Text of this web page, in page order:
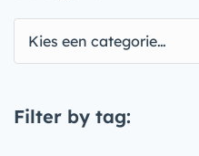
Kies een categorie…
Filter by tag: